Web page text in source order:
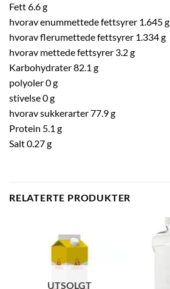
Fett 6.6 g
hvorav enummettede fettsyrer 1.645 g
hvorav flerumettede fettsyrer 1.334 g
hvorav mettede fettsyrer 3.2 g
Karbohydrater 82.1 g
polyoler 0 g
stivelse 0 g
hvorav sukkerarter 77.9 g
Protein 5.1 g
Salt 0.27 g
RELATERTE PRODUKTER
UTSOLGT